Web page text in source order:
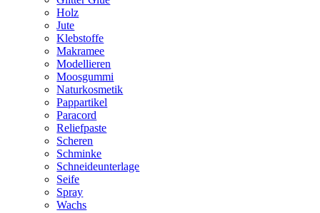
Holz
Jute
Klebstoffe
Makramee
Modellieren
Moosgummi
Naturkosmetik
Pappartikel
Paracord
Reliefpaste
Scheren
Schminke
Schneideunterlage
Seife
Spray
Wachs